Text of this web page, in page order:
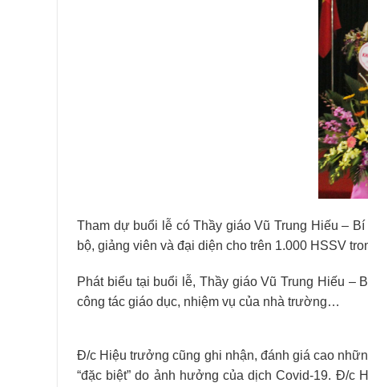
Tham dự buổi lễ có Thầy giáo Vũ Trung Hiếu –
bộ, giảng viên và đại diện cho trên 1.000 HSSV
Phát biểu tại buổi lễ, Thầy giáo Vũ Trung Hiếu
công tác giáo dục, nhiệm vụ của nhà trường…
Đ/c Hiệu trưởng cũng ghi nhận, đánh giá cao
“đặc biệt” do ảnh hưởng của dịch Covid-19. Đ/